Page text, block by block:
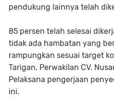
pendukung lainnya telah
85 persen telah selesai
tidak ada hambatan yang
rampungkan sesuai target
Tarigan, Perwakilan CV.
Pelaksana pengerjaan
ini.